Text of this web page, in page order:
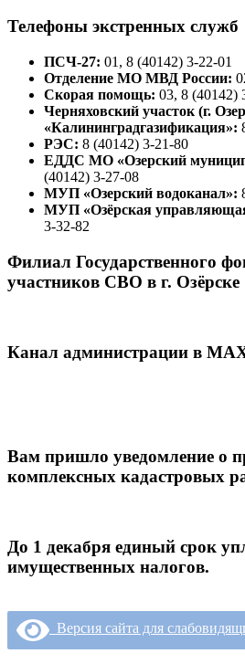
Телефоны экстренных служб
ПСЧ-27: 01, 8 (40142) 3-22-01
Отделение МО МВД России:
Скорая помощь: 03, 8 (40142)
Черняховский участок (г.
«Калининградгазификация»:
РЭС: 8 (40142) 3-21-80
ЕДДС МО «Озерский
(40142) 3-27-08
МУП «Озерский водоканал»:
МУП «Озёрская
3-32-82
Филиал Государственного
участников СВО в г. Озёрске
Канал администрации в
Вам пришло уведомление о
комплексных кадастровых
До 1 декабря единый срок
имущественных налогов.
Версия сайта для